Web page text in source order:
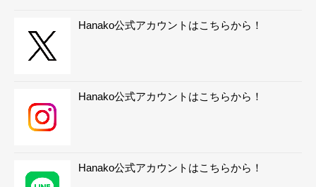
Hanako公式アカウントはこちらから！
Hanako公式アカウントはこちらから！
Hanako公式アカウントはこちらから！